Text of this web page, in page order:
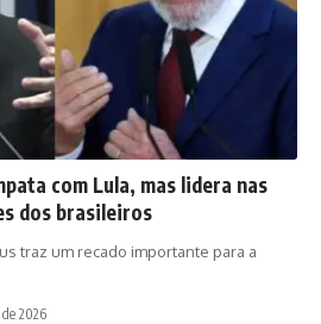
com Lula, mas lidera nas
dos brasileiros
traz um recado importante para a
2026